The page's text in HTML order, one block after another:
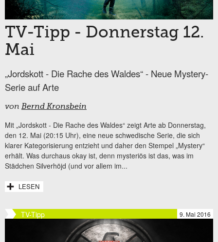
TV-Tipp - Donnerstag 12.
Mai
„Jordskott - Die Rache des Waldes“ - Neue Mystery-
Serie auf Arte
von Bernd Kronsbein
Mit „Jordskott - Die Rache des Waldes“ zeigt Arte ab Donnerstag,
den 12. Mai (20:15 Uhr), eine neue schwedische Serie, die sich
klarer Kategorisierung entzieht und daher den Stempel „Mystery“
erhält. Was durchaus okay ist, denn mysteriös ist das, was im
Städchen Silverhöjd (und vor allem im...
LESEN
TV-Tipp 9. Mai 2016